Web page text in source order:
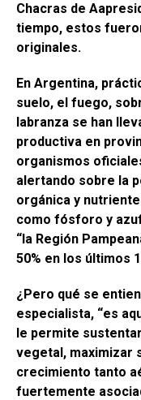
Chacras de
tiempo, estos
originales.
En Argentina,
suelo, el fuego,
labranza se han
productiva en
organismos
alertando sobre la
orgánica y
como fósforo y
“la Región
50% en los últimos
¿Pero qué se
especialista, “es
le permite
vegetal, maximizar
crecimiento tanto
fuertemente